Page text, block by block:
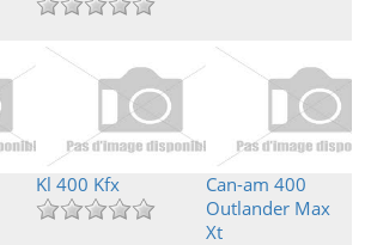
Kl 400 Kfx
Can-am 400
Outlander Max
Xt